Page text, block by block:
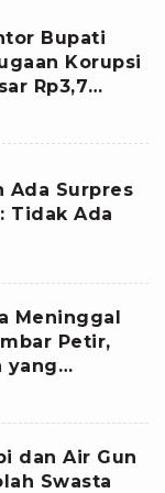
Bupati
Korupsi
Rp3,7
Ada Surpres
Tidak Ada
Meninggal
Petir,
yang
dan Air Gun
Swasta